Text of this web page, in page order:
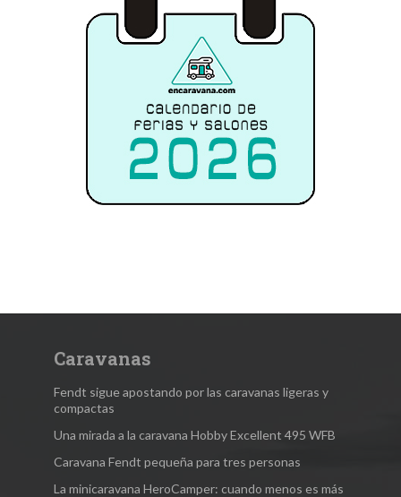
Caravanas
Fendt sigue apostando por las caravanas ligeras y
compactas
Una mirada a la caravana Hobby Excellent 495 WFB
Caravana Fendt pequeña para tres personas
La minicaravana HeroCamper: cuando menos es más